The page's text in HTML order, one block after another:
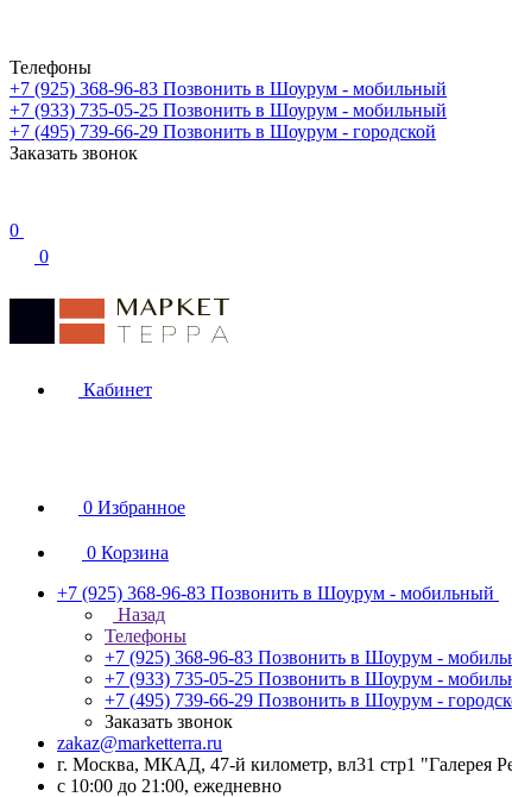
Телефоны
+7 (925) 368-96-83 Позвонить в Шоурум - мобильный
+7 (933) 735-05-25 Позвонить в Шоурум - мобильный
+7 (495) 739-66-29 Позвонить в Шоурум - городской
Заказать звонок
0
0
Кабинет
0 Избранное
0 Корзина
+7 (925) 368-96-83 Позвонить в Шоурум - мобильный
Назад
Телефоны
+7 (925) 368-96-83 Позвонить в Шоурум -
+7 (933) 735-05-25 Позвонить в Шоурум -
+7 (495) 739-66-29 Позвонить в Шоурум -
Заказать звонок
zakaz@marketterra.ru
г. Москва, МКАД, 47-й километр, вл31 стр1 "Галерея
с 10:00 до 21:00, ежедневно